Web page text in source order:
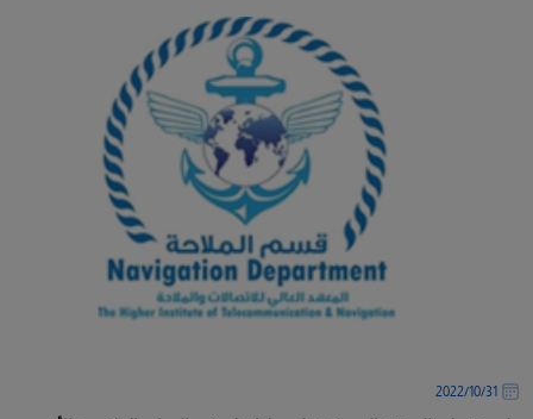
31‏/10‏/2022